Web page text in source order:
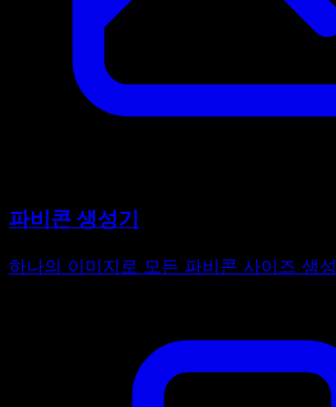
파비콘 생성기
하나의 이미지로 모든 파비콘 사이즈 생성